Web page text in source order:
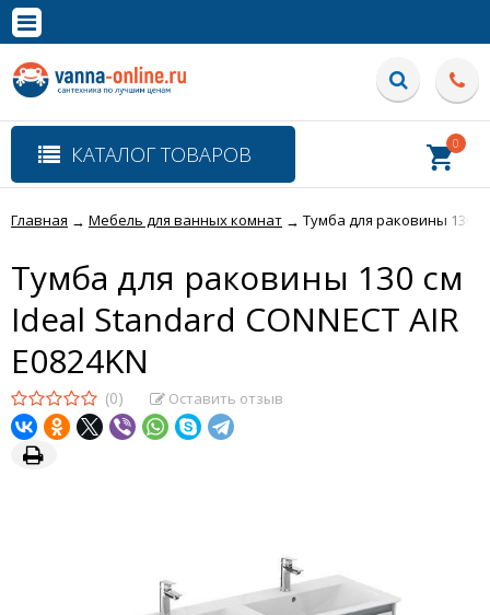
Полная версия сайта
КАТАЛОГ ТОВАРОВ 0
Главная → Мебель для ванных комнат → Тумба для раковины 130
Тумба для раковины 130 см
Ideal Standard CONNECT AIR
E0824KN
(0) Оставить отзыв